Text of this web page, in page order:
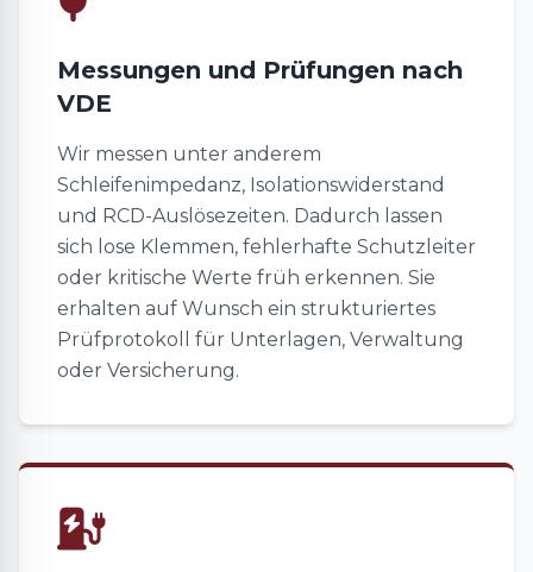
Messungen und Prüfungen nach
VDE
Wir messen unter anderem
Schleifenimpedanz, Isolationswiderstand
und RCD-Auslösezeiten. Dadurch lassen
sich lose Klemmen, fehlerhafte Schutzleiter
oder kritische Werte früh erkennen. Sie
erhalten auf Wunsch ein strukturiertes
Prüfprotokoll für Unterlagen, Verwaltung
oder Versicherung.